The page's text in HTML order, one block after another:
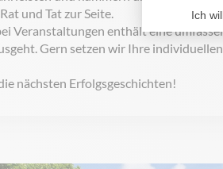
und Tat zur Seite.
Veranstaltungen enthält eine
Gern setzen wir Ihre
nächsten Erfolgsgeschichten!